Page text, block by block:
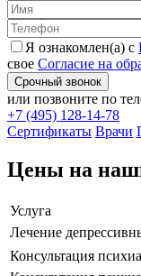
Я ознакомлен(а) с
свое Согласие на
Срочный звонок
или позвоните по
+7 (495) 128-14-78
Cертификаты Врачи
Цены на
Услуга
Лечение
Консультация